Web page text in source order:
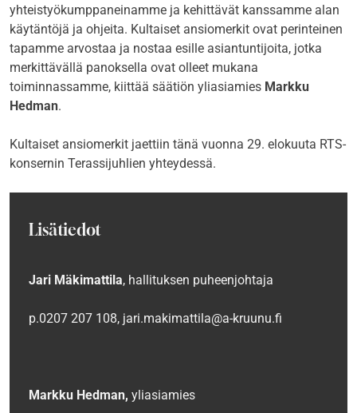
yhteistyökumppaneinamme ja kehittävät kanssamme alan
käytäntöjä ja ohjeita. Kultaiset ansiomerkit ovat perinteinen
tapamme arvostaa ja nostaa esille asiantuntijoita, jotka
merkittävällä panoksella ovat olleet mukana
toiminnassamme, kiittää säätiön yliasiamies Markku
Hedman.
Kultaiset ansiomerkit jaettiin tänä vuonna 29. elokuuta RTS-
konsernin Terassijuhlien yhteydessä.
Lisätiedot
Jari Mäkimattila, hallituksen puheenjohtaja
p.0207 207 108, jari.makimattila@a-kruunu.fi
Markku Hedman, yliasiamies